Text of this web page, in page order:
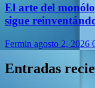
El arte del
sigue
Fermin agosto 2, 2026
Entradas